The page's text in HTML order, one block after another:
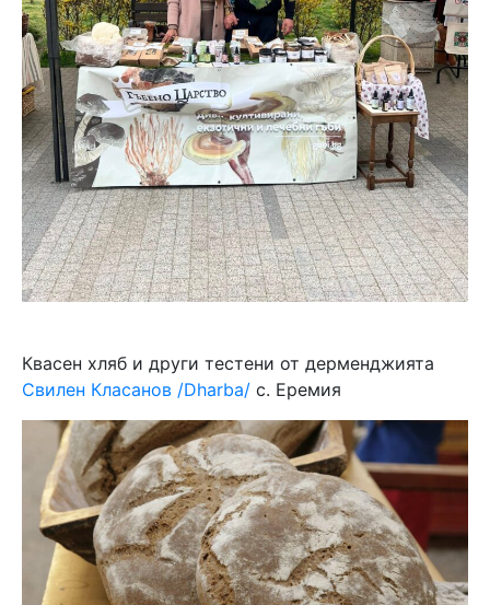
Квасен хляб и други тестени от дерменджията
Свилен Класанов /Dharba/ с. Еремия